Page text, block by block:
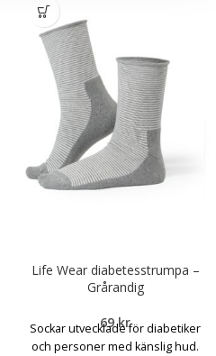
Life Wear diabetesstrumpa –
Grårandig
69kr
Sockar utvecklade för diabetiker
och personer med känslig hud.